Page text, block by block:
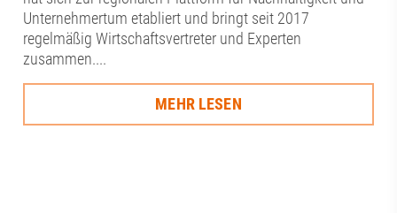
Unternehmertum etabliert und bringt seit 2017
regelmäßig Wirtschaftsvertreter und Experten
zusammen....
MEHR LESEN